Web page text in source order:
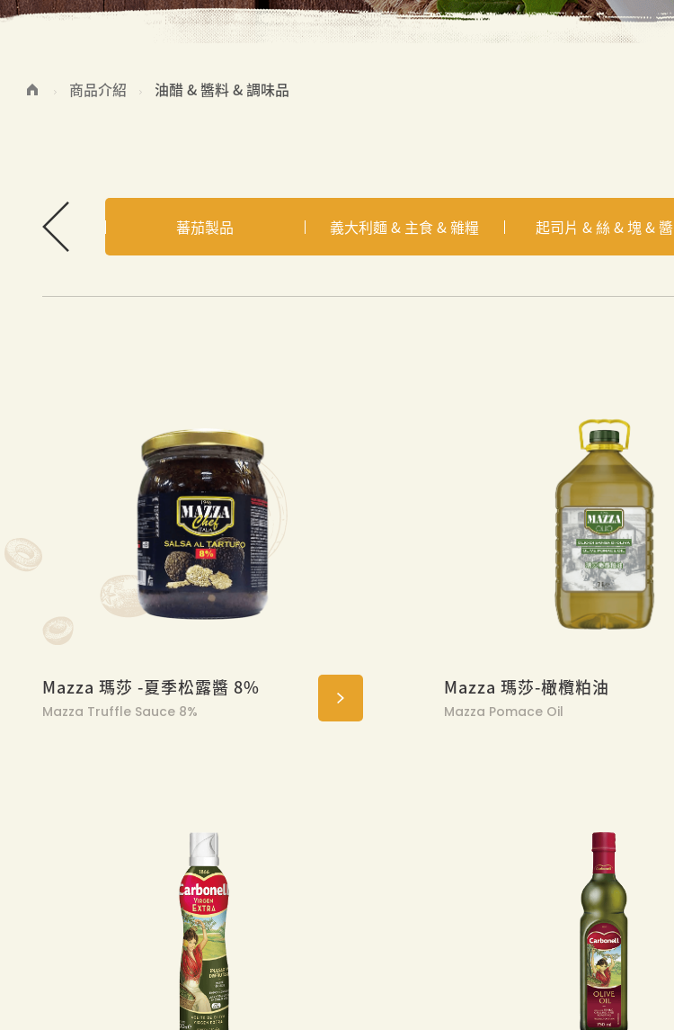
商品介紹 油醋 & 醬料 & 調味品
蕃茄製品 義大利麵 & 主食 & 雜糧 起司片 & 絲 & 塊 & 醬
Mazza 瑪莎 -夏季松露醬 8%
Mazza Truffle Sauce 8%
Mazza 瑪莎-橄欖粕油
Mazza Pomace Oil